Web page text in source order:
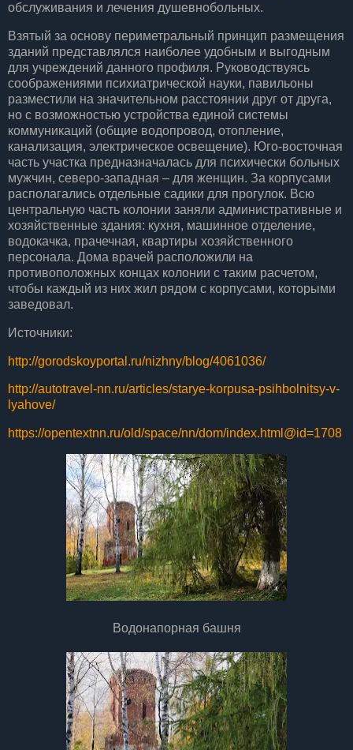
обслуживания и лечения душевнобольных.
Взятый за основу периметральный принцип размещения
зданий представлялся наиболее удобным и выгодным
для учреждений данного профиля. Руководствуясь
соображениями психиатрической науки, павильоны
разместили на значительном расстоянии друг от друга,
но с возможностью устройства единой системы
коммуникаций (общие водопровод, отопление,
канализация, электрическое освещение). Юго-восточная
часть участка предназначалась для психически больных
мужчин, северо-западная – для женщин. За корпусами
располагались отдельные садики для прогулок. Всю
центральную часть колонии заняли административные и
хозяйственные здания: кухня, машинное отделение,
водокачка, прачечная, квартиры хозяйственного
персонала. Дома врачей расположили на
противоположных концах колонии с таким расчетом,
чтобы каждый из них жил рядом с корпусами, которыми
заведовал.
Источники:
http://gorodskoyportal.ru/nizhny/blog/4061036/
http://autotravel-nn.ru/articles/starye-korpusa-psihbolnitsy-v-
lyahove/
https://opentextnn.ru/old/space/nn/dom/index.html@id=1708
Водонапорная башня